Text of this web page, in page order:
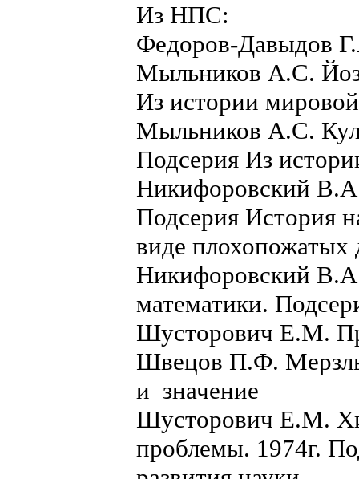
Из НПС:
Федоров-Давыдов
Мыльников А.С.
Из истории
Мыльников А.С.
Подсерия Из
Никифоровский
Подсерия История
виде плохопожатых
Никифоровский
математики.
Шусторович Е.М.
Швецов П.Ф.
и значение
Шусторович Е.М.
проблемы. 1974г.